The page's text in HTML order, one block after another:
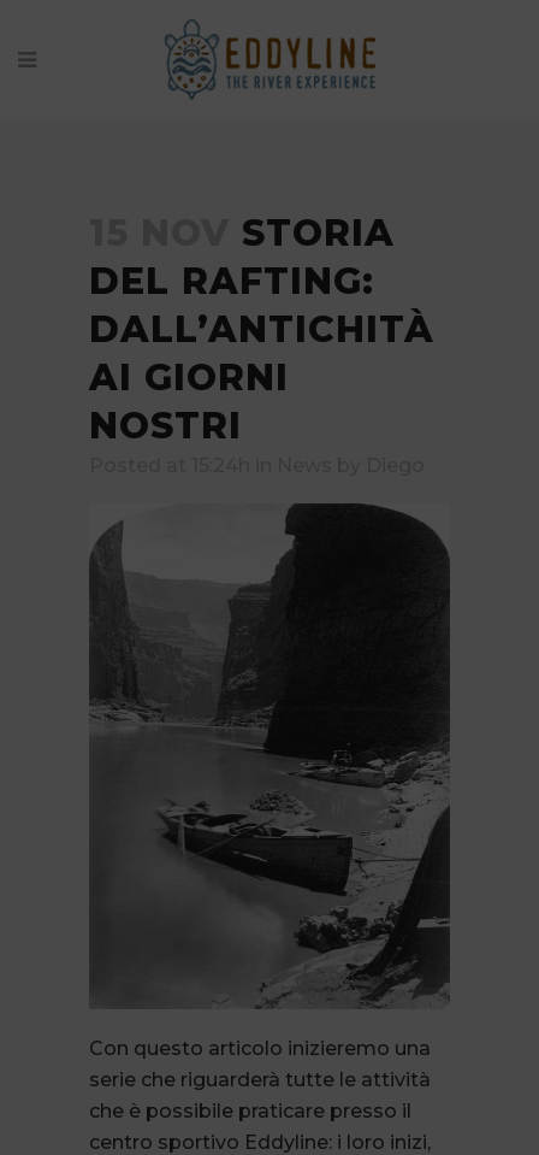
STORIA
DEL RAFTING:
DALL’ANTICHITÀ
AI GIORNI
NOSTRI
Con questo articolo inizieremo una
serie che riguarderà tutte le attività
che è possibile praticare presso il
centro sportivo Eddyline: i loro inizi,